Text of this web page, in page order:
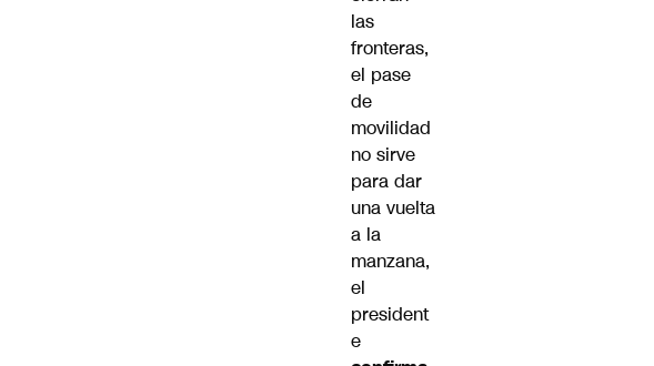
las
fronteras,
el pase
de
movilidad
no sirve
para dar
una vuelta
a la
manzana,
el
president
e